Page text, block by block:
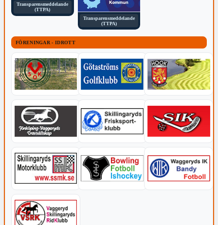
Transparensmeddelande
(TTPA)
Transparensmeddelande
(TTPA)
FÖRENINGAR - IDROTT